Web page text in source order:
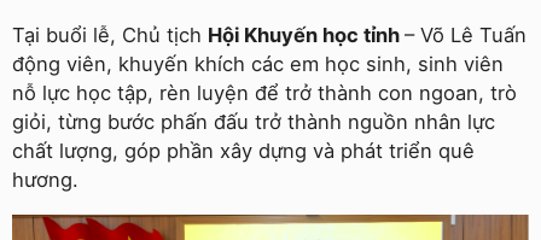
Tại buổi lễ, Chủ tịch Hội Khuyến học tỉnh – Võ Lê Tuấn
động viên, khuyến khích các em học sinh, sinh viên
nỗ lực học tập, rèn luyện để trở thành con ngoan, trò
giỏi, từng bước phấn đấu trở thành nguồn nhân lực
chất lượng, góp phần xây dựng và phát triển quê
hương.